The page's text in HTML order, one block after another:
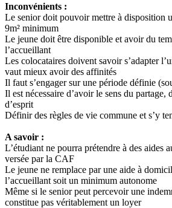
Inconvénients :
Le senior doit pouvoir mettre à disposition
9m² minimum
Le jeune doit être disponible et avoir du
l’accueillant
Les colocataires doivent savoir s’adapter
vaut mieux avoir des affinités
Il faut s’engager sur une période définie
Il est nécessaire d’avoir le sens du partage,
d’esprit
Définir des règles de vie commune et s’y
A savoir :
L’étudiant ne pourra prétendre à des aides
versée par la CAF
Le jeune ne remplace par une aide à
l’accueillant soit un minimum autonome
Même si le senior peut percevoir une
constitue pas véritablement un loyer